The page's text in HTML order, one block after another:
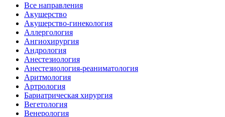
Все направления
Акушерство
Акушерство-гинекология
Аллергология
Ангиохирургия
Андрология
Анестезиология
Анестезиология-реаниматология
Аритмология
Артрология
Бариатрическая хирургия
Вегетология
Венерология